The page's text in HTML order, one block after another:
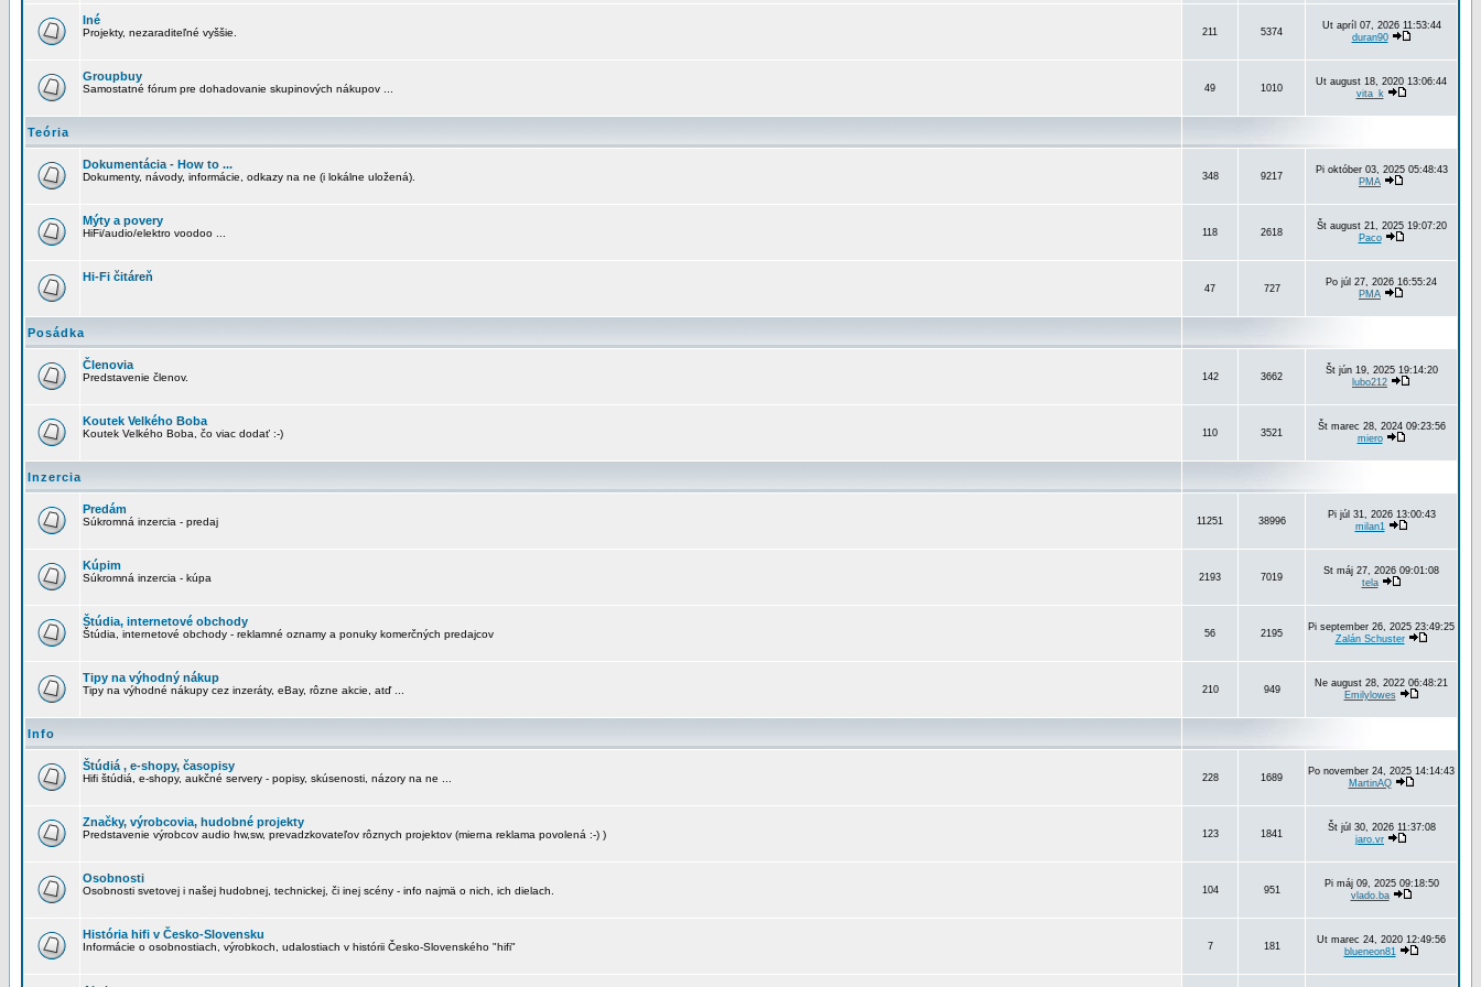
Iné
Projekty, nezaraditeľné vyššie. 211 5374
Ut apríl 07, 2026 11:53:44
duran90
Groupbuy
Samostatné fórum pre dohadovanie skupinových nákupov ... 49 1010
Ut august 18, 2020 13:06:44
vita_k
Teória
Dokumentácia - How to ...
Dokumenty, návody, informácie, odkazy na ne (i lokálne uložená). 348 9217
Pi október 03, 2025 05:48:43
PMA
Mýty a povery
HiFi/audio/elektro voodoo ... 118 2618
Št august 21, 2025 19:07:20
Paco
Hi-Fi čitáreň
47 727
Po júl 27, 2026 16:55:24
PMA
Posádka
Členovia
Predstavenie členov. 142 3662
Št jún 19, 2025 19:14:20
lubo212
Koutek Velkého Boba
Koutek Velkého Boba, čo viac dodať :-) 110 3521
Št marec 28, 2024 09:23:56
miero
Inzercia
Predám
Súkromná inzercia - predaj 11251 38996
Pi júl 31, 2026 13:00:43
milan1
Kúpim
Súkromná inzercia - kúpa 2193 7019
St máj 27, 2026 09:01:08
tela
Štúdia, internetové obchody
Štúdia, internetové obchody - reklamné oznamy a ponuky komerčných predajcov 56 2195
Pi september 26, 2025 23:49:25
Zalán Schuster
Tipy na výhodný nákup
Tipy na výhodné nákupy cez inzeráty, eBay, rôzne akcie, atď ... 210 949
Ne august 28, 2022 06:48:21
Emilylowes
Info
Štúdiá , e-shopy, časopisy
Hifi štúdiá, e-shopy, aukčné servery - popisy, skúsenosti, názory na ne ... 228 1689
Po november 24, 2025 14:14:43
MartinAQ
Značky, výrobcovia, hudobné projekty
Predstavenie výrobcov audio hw,sw, prevadzkovateľov rôznych projektov (mierna reklama povolená :-) ) 123 1841
Št júl 30, 2026 11:37:08
jaro.vr
Osobnosti
Osobnosti svetovej i našej hudobnej, technickej, či inej scény - info najmä o nich, ich dielach. 104 951
Pi máj 09, 2025 09:18:50
vlado.ba
História hifi v Česko-Slovensku
Informácie o osobnostiach, výrobkoch, udalostiach v histórii Česko-Slovenského "hifi" 7 181
Ut marec 24, 2020 12:49:56
blueneon81